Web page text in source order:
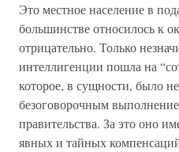
Это местное население в
большинстве относилось к
отрицательно. Только
интеллигенции пошла на
которое, в сущности, было
безоговорочным
правительства. За это оно
явных и тайных